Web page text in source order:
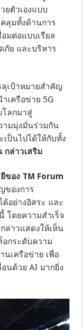
ตัวเองแบบ
ลุมทั้งด้านการ
มต่อแบบเรียล
ภัย และบริหาร
ลุเป้าหมายสำคัญ
เครือข่าย 5G
ลกมาสู่
ามมุ่งมั่นร่วมกัน
ป็นไปได้ให้กับทั้ง
กล่าวเสริม
ของ TM Forum
ของการ
อย่างอิสระ และ
โดยความสำเร็จ
ล่าวแสดงให้เห็น
กระดับความ
นเครือข่าย เพื่อ
นด้วย AI มากยิ่ง